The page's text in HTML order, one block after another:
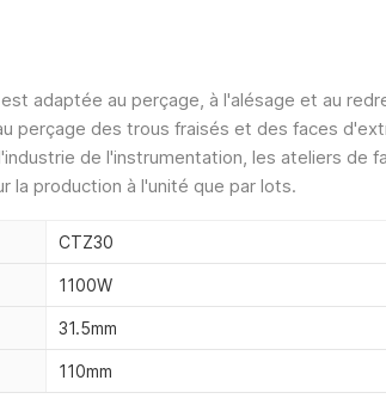
adaptée au perçage, à l'alésage et au
perçage des trous fraisés et des faces
de l'instrumentation, les ateliers de
la production à l'unité que par lots.
CTZ30
1100W
31.5mm
110mm